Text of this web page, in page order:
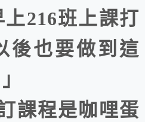
216班上課打
後也要做到這
課程是咖哩蛋